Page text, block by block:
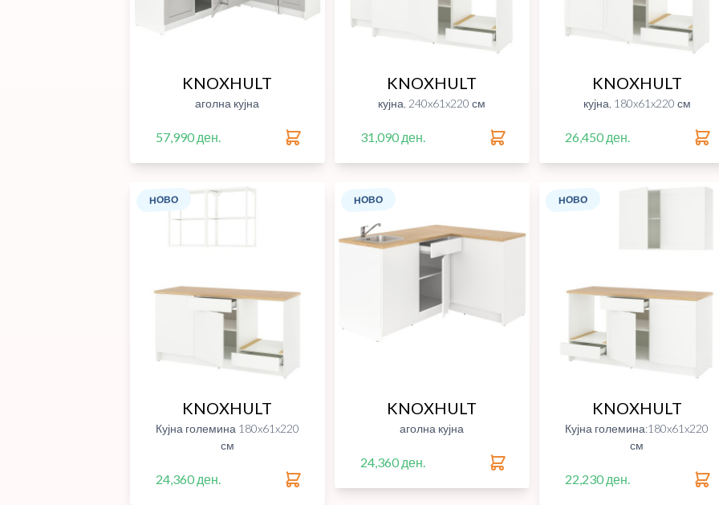
KNOXHULT
аголна кујна
57,990 ден.
KNOXHULT
кујна, 240x61x220 см
31,090 ден.
KNOXHULT
кујна, 180x61x220 см
26,450 ден.
НОВО
KNOXHULT
Кујна големина 180x61x220
см
24,360 ден.
НОВО
KNOXHULT
аголна кујна
24,360 ден.
НОВО
KNOXHULT
Кујна големина:180x61x220
см
22,230 ден.